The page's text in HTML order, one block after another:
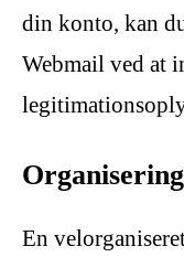
din konto, kan
Webmail ved at
En